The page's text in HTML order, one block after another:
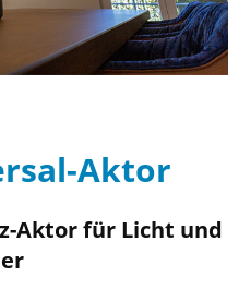
Aktor
Aktor für Licht und